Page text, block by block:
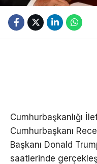
Cumhurbaşkanlığı
Cumhurbaşkanı
Başkanı Donald
saatlerinde